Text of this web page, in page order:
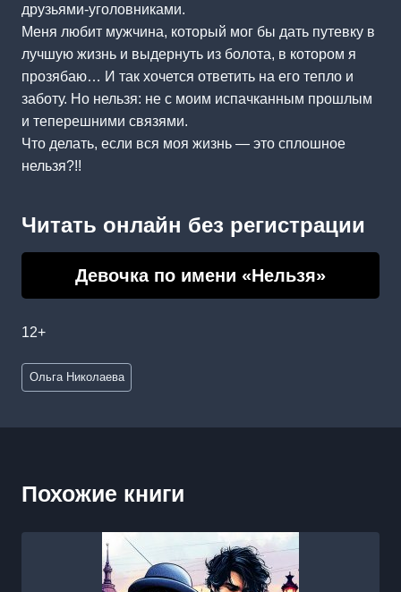
друзьями-уголовниками.
Меня любит мужчина, который мог бы дать путевку в
лучшую жизнь и выдернуть из болота, в котором я
прозябаю… И так хочется ответить на его тепло и
заботу. Но нельзя: не с моим испачканным прошлым
и теперешними связями.
Что делать, если вся моя жизнь — это сплошное
нельзя?!!
Читать онлайн без регистрации
Девочка по имени «Нельзя»
12+
Метки
записи:
Ольга Николаева
Похожие книги